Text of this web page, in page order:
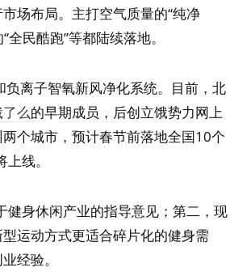
场布局。主打空气质量的“纯净
民酷跑”等都陆续落地。
离子智氧新风净化系统。目前，北
么的早期成员，后创立饿势力网上
个城市，预计春节前落地全国10个
线。
身休闲产业的指导意见；第二，现
运动方式更适合碎片化的健身需
经验。